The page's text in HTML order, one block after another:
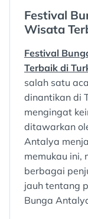
Festival
Wisata
Festival
Terbaik di
salah satu
dinantikan di
mengingat
ditawarkan
Antalya
memukau ini,
berbagai
jauh tentang
Bunga